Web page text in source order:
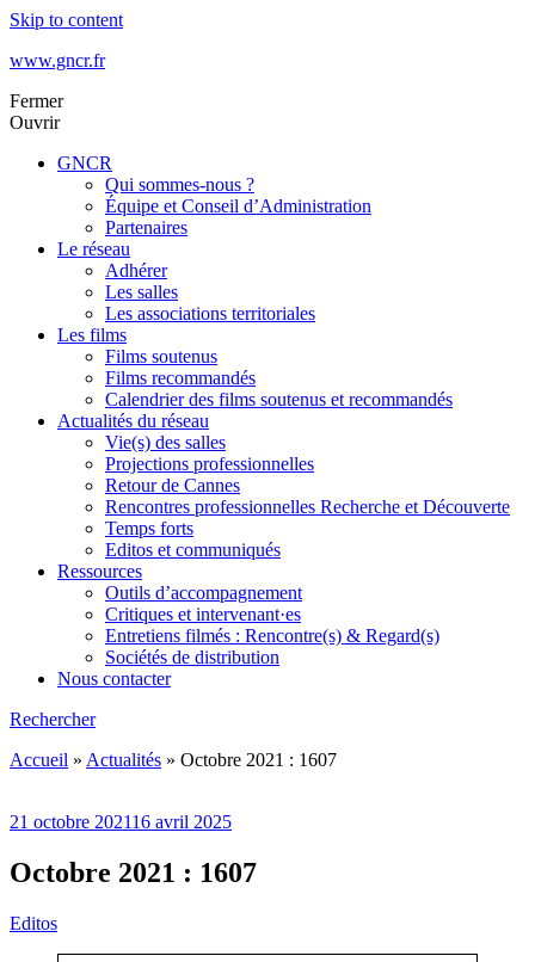
Skip to content
www.gncr.fr
Fermer
Ouvrir
GNCR
Qui sommes-nous ?
Équipe et Conseil d’Administration
Partenaires
Le réseau
Adhérer
Les salles
Les associations territoriales
Les films
Films soutenus
Films recommandés
Calendrier des films soutenus et recommandés
Actualités du réseau
Vie(s) des salles
Projections professionnelles
Retour de Cannes
Rencontres professionnelles Recherche et Découverte
Temps forts
Editos et communiqués
Ressources
Outils d’accompagnement
Critiques et intervenant·es
Entretiens filmés : Rencontre(s) & Regard(s)
Sociétés de distribution
Nous contacter
Rechercher
Accueil » Actualités » Octobre 2021 : 1607
21 octobre 202116 avril 2025
Octobre 2021 : 1607
Editos